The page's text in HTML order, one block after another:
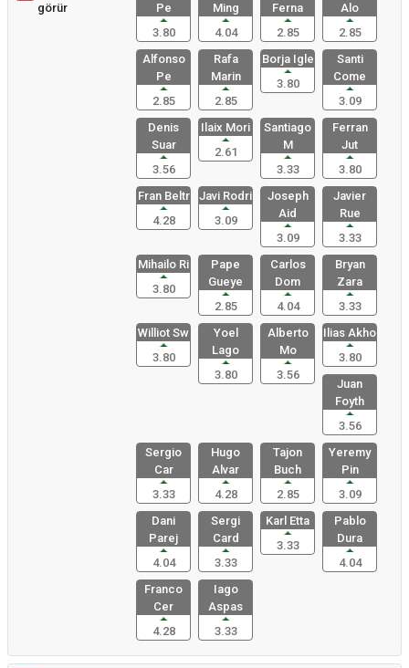
görür
Pe
3.80
Ming
4.04
Ferna
2.85
Alo
2.85
Alfonso
Pe
2.85
Rafa
Marin
2.85
Borja Igle
3.80
Santi
Come
3.09
Denis
Suar
3.56
Ilaix Mori
2.61
Santiago
M
3.33
Ferran
Jut
3.80
Fran Beltr
4.28
Javi Rodri
3.09
Joseph
Aid
3.09
Javier
Rue
3.33
Mihailo Ri
3.80
Pape
Gueye
2.85
Carlos
Dom
4.04
Bryan
Zara
3.33
Williot Sw
3.80
Yoel
Lago
3.80
Alberto
Mo
3.56
Ilias Akho
3.80
Juan
Foyth
3.56
Sergio
Car
3.33
Hugo
Alvar
4.28
Tajon
Buch
2.85
Yeremy
Pin
3.09
Dani
Parej
4.04
Sergi
Card
3.33
Karl Etta
3.33
Pablo
Dura
4.04
Franco
Cer
4.28
Iago
Aspas
3.33